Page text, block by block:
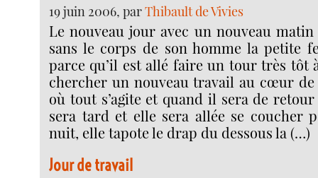
19 juin 2006, parThibault de Vivies
Le nouveau jour avec un nouveau
sans le corps de son homme la petite
parce qu’il est allé faire un tour très tôt
chercher un nouveau travail au cœur
où tout s’agite et quand il sera de
sera tard et elle sera allée se coucher
nuit, elle tapote le drap du dessous la (…)
Jour de travail